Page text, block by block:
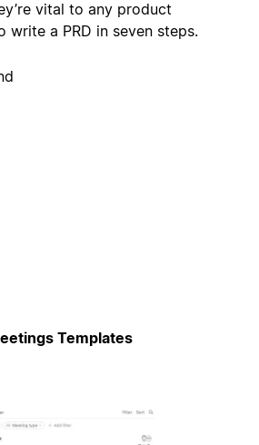
vital to any product
write a PRD in seven steps.
Templates